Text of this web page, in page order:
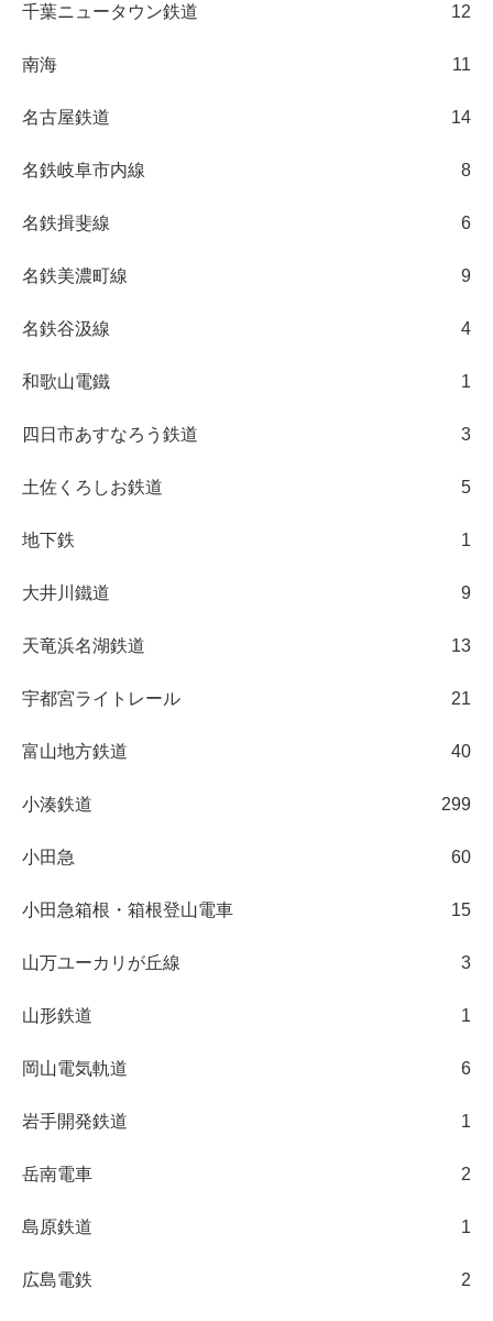
千葉ニュータウン鉄道 12
南海 11
名古屋鉄道 14
名鉄岐阜市内線 8
名鉄揖斐線 6
名鉄美濃町線 9
名鉄谷汲線 4
和歌山電鐵 1
四日市あすなろう鉄道 3
土佐くろしお鉄道 5
地下鉄 1
大井川鐵道 9
天竜浜名湖鉄道 13
宇都宮ライトレール 21
富山地方鉄道 40
小湊鉄道 299
小田急 60
小田急箱根・箱根登山電車 15
山万ユーカリが丘線 3
山形鉄道 1
岡山電気軌道 6
岩手開発鉄道 1
岳南電車 2
島原鉄道 1
広島電鉄 2